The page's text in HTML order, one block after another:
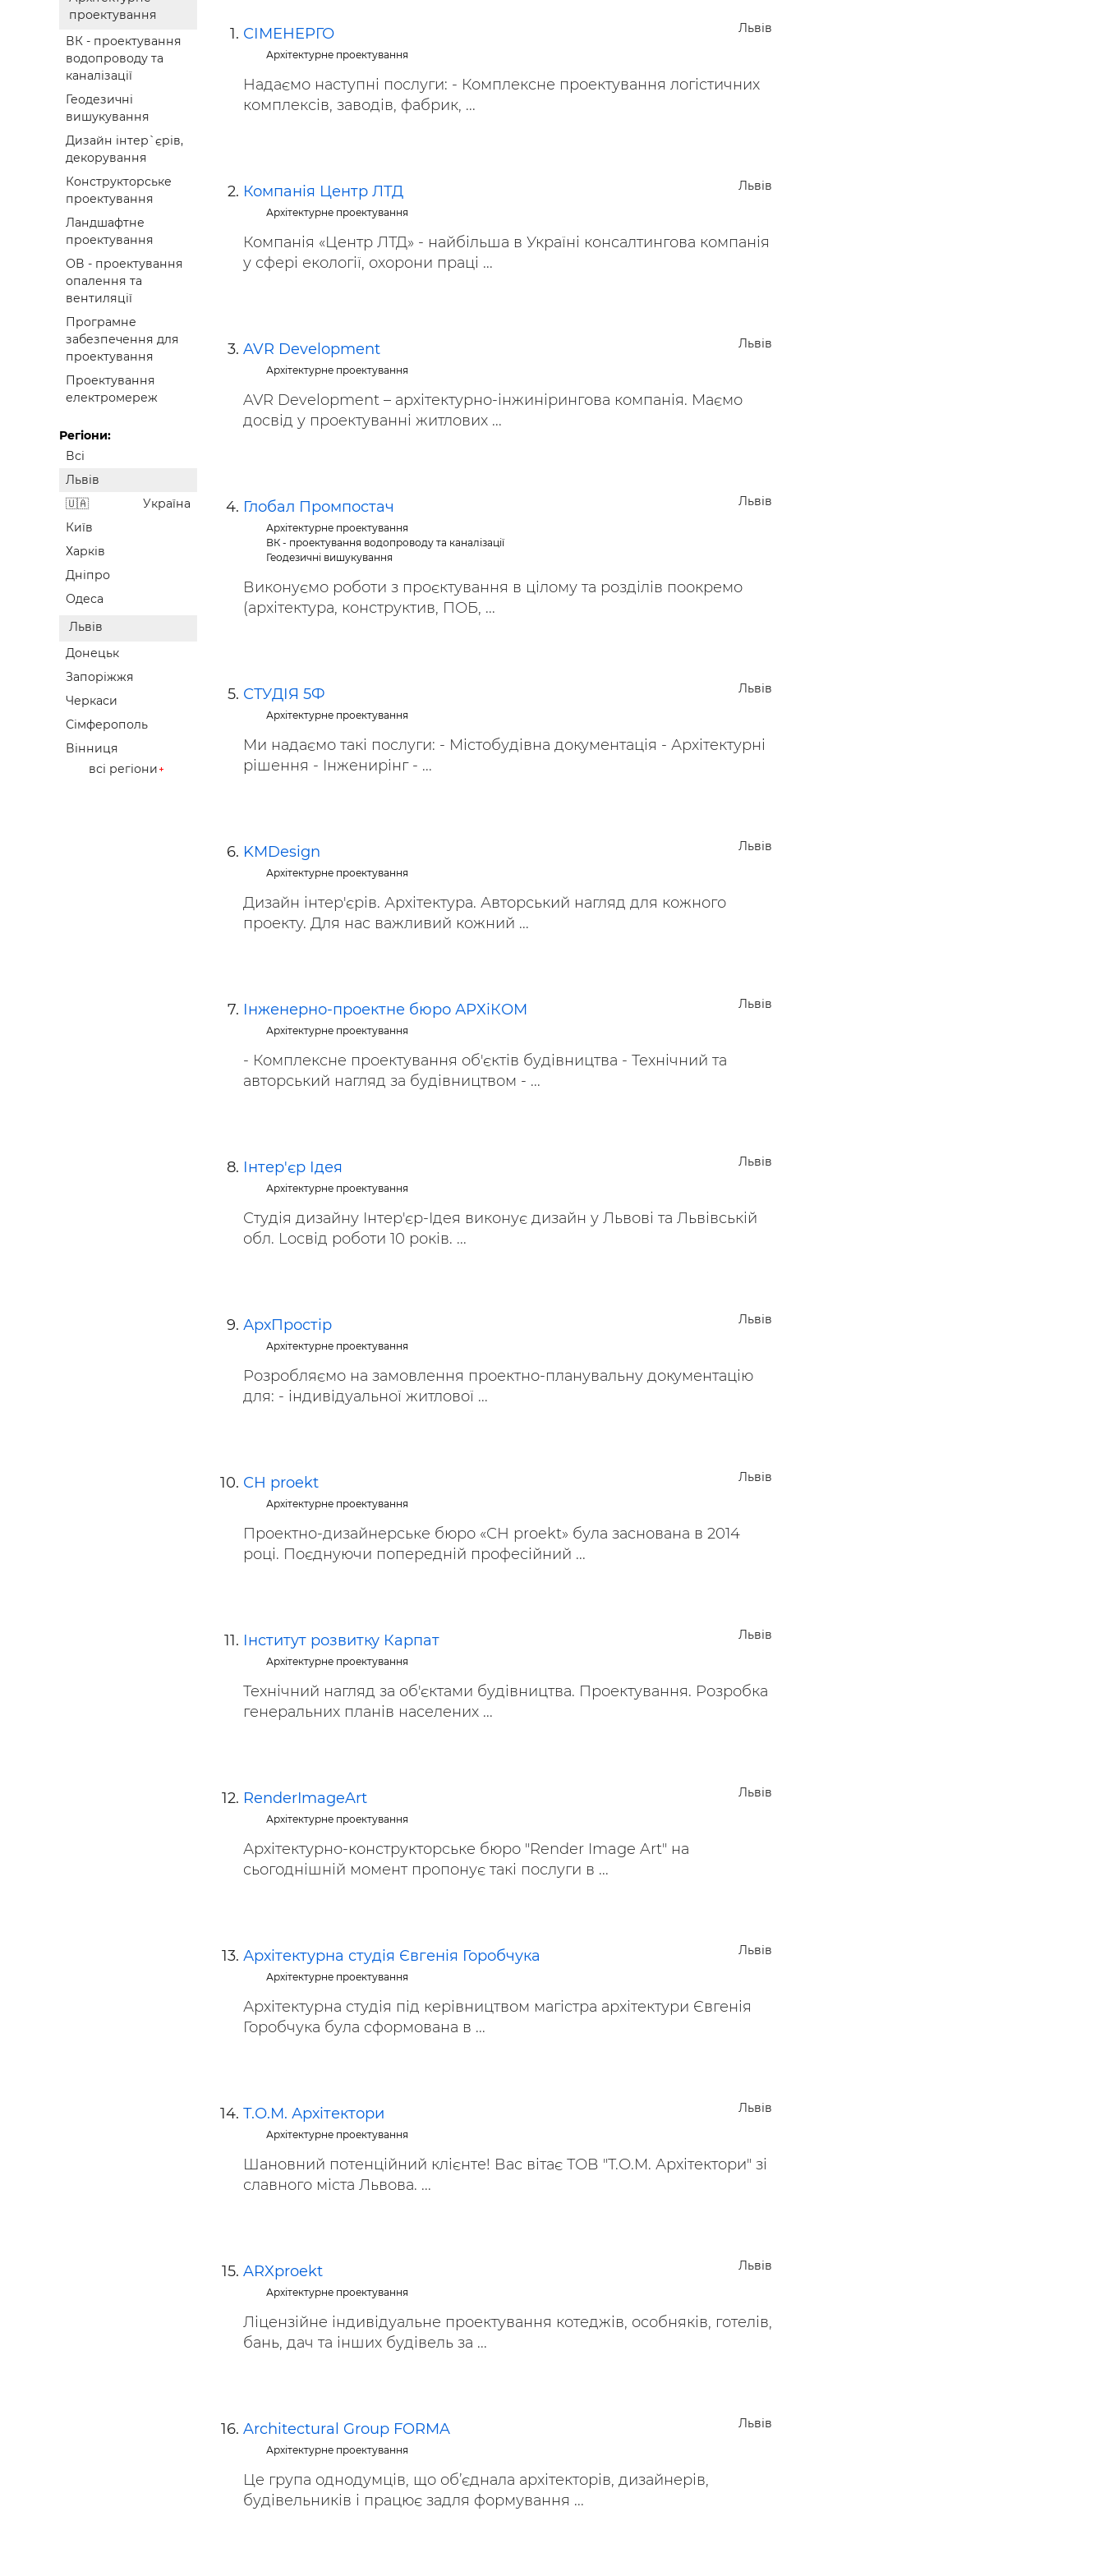
проектування
ВК - проектування
водопроводу та
каналізації
Геодезичні
вишукування
Дизайн інтер`єрів,
декорування
Конструкторське
проектування
Ландшафтне
проектування
ОВ - проектування
опалення та
вентиляції
Програмне
забезпечення для
проектування
Проектування
електромереж
Регіони:
Всі
Львів
Україна
Київ
Харків
Дніпро
Одеса
Львів
Донецьк
Запоріжжя
Черкаси
Сімферополь
Вінниця
всі регіони
Львів
СІМЕНЕРГО
Архітектурне проектування
Надаємо наступні послуги: - Комплексне проектування логістичних
комплексів, заводів, фабрик, ...
Львів
Компанія Центр ЛТД
Архітектурне проектування
Компанія «Центр ЛТД» - найбільша в Україні консалтингова компанія
у сфері екології, охорони праці ...
Львів
AVR Development
Архітектурне проектування
AVR Development – архітектурно-інжинірингова компанія. Маємо
досвід у проектуванні житлових ...
Львів
Глобал Промпостач
Архітектурне проектування
ВК - проектування водопроводу та каналізації
Геодезичні вишукування
Виконуємо роботи з проєктування в цілому та розділів поокремо
(архітектура, конструктив, ПОБ, ...
Львів
СТУДІЯ 5Ф
Архітектурне проектування
Ми надаємо такі послуги: - Містобудівна документація - Архітектурні
рішення - Інженирінг - ...
Львів
KMDesign
Архітектурне проектування
Дизайн інтер'єрів. Архітектура. Авторський нагляд для кожного
проекту. Для нас важливий кожний ...
Львів
Інженерно-проектне бюро АРХіКОМ
Архітектурне проектування
- Комплексне проектування об'єктів будівництва - Технічний та
авторський нагляд за будівництвом - ...
Львів
Інтер'єр Ідея
Архітектурне проектування
Студія дизайну Інтер'єр-Ідея виконує дизайн у Львові та Львівській
обл. Lосвід роботи 10 років. ...
Львів
АрхПростір
Архітектурне проектування
Розробляємо на замовлення проектно-планувальну документацію
для: - індивідуальної житлової ...
Львів
СН proekt
Архітектурне проектування
Проектнo-дизайнерське бюро «СН proekt» була заснована в 2014
році. Поєднуючи попередній професійний ...
Львів
Інститут розвитку Карпат
Архітектурне проектування
Технічний нагляд за об'єктами будівництва. Проектування. Розробка
генеральних планів населених ...
Львів
RenderImageArt
Архітектурне проектування
Архітектурно-конструкторське бюро "Render Image Art" на
сьогоднішній момент пропонує такі послуги в ...
Львів
Архітектурна студія Євгенія Горобчука
Архітектурне проектування
Архітектурна студія під керівництвом магістра архітектури Євгенія
Горобчука була сформована в ...
Львів
Т.О.М. Архітектори
Архітектурне проектування
Шановний потенційний клієнте! Вас вітає ТОВ "Т.О.М. Архітектори" зі
славного міста Львова. ...
Львів
ARXproekt
Архітектурне проектування
Ліцензійне індивідуальне проектування котеджів, особняків, готелів,
бань, дач та інших будівель за ...
Львів
Architectural Group FORMA
Архітектурне проектування
Це група однодумців, що об’єднала архітекторів, дизайнерів,
будівельників і працює задля формування ...